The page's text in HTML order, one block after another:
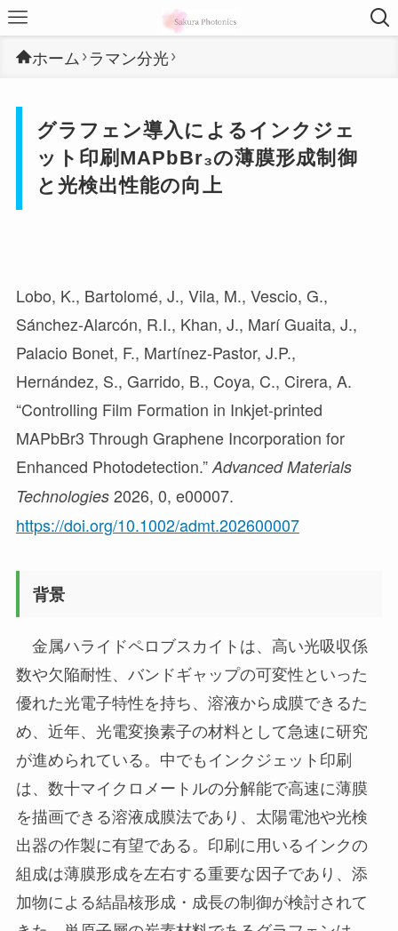
ホーム ラマン分光
グラフェン導入によるインクジェ
ット印刷MAPbBr₃の薄膜形成制御
と光検出性能の向上
Lobo, K., Bartolomé, J., Vila, M., Vescio, G.,
Sánchez-Alarcón, R.I., Khan, J., Marí Guaita, J.,
Palacio Bonet, F., Martínez-Pastor, J.P.,
Hernández, S., Garrido, B., Coya, C., Cirera, A.
“Controlling Film Formation in Inkjet-printed
MAPbBr3 Through Graphene Incorporation for
Enhanced Photodetection.”Advanced Materials
Technologies2026, 0, e00007.
https://doi.org/10.1002/admt.202600007
背景
金属ハライドペロブスカイトは、高い光吸収係
数や欠陥耐性、バンドギャップの可変性といった
優れた光電子特性を持ち、溶液から成膜できるた
め、近年、光電変換素子の材料として急速に研究
が進められている。中でもインクジェット印刷
は、数十マイクロメートルの分解能で高速に薄膜
を描画できる溶液成膜法であり、太陽電池や光検
出器の作製に有望である。印刷に用いるインクの
組成は薄膜形成を左右する重要な因子であり、添
加物による結晶核形成・成長の制御が検討されて